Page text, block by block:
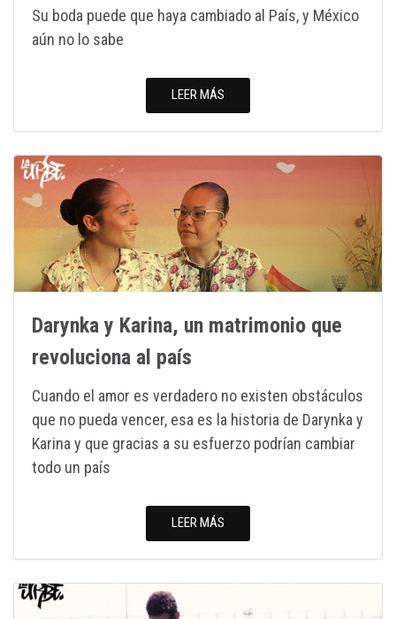
Su boda puede que haya cambiado al País, y México
aún no lo sabe
LEER MÁS
Darynka y Karina, un matrimonio que
revoluciona al país
Cuando el amor es verdadero no existen obstáculos
que no pueda vencer, esa es la historia de Darynka y
Karina y que gracias a su esfuerzo podrían cambiar
todo un país
LEER MÁS